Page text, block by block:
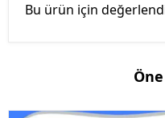
Bu ürün için